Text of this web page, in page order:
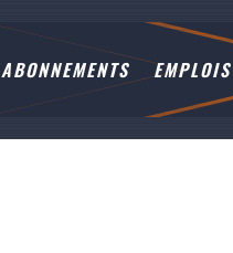
ABONNEMENTS EMPLOIS